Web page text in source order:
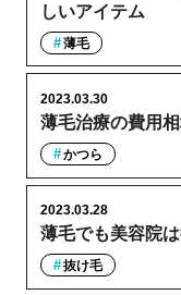
しいアイテム
薄毛
薄毛治療の費用
2023.03.30
かつら
薄毛でも美容院
2023.03.28
抜け毛